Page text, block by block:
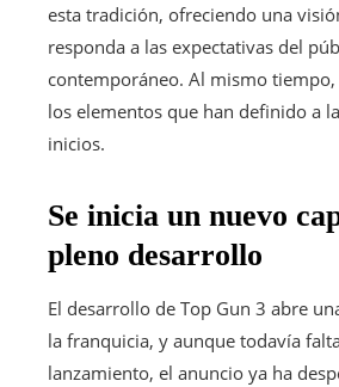
esta tradición, ofreciendo una
responda a las expectativas del
contemporáneo. Al mismo
los elementos que han definido a
inicios.
Se inicia un nuevo
pleno desarrollo
El desarrollo de Top Gun 3 abre
la franquicia, y aunque todavía
lanzamiento, el anuncio ya ha